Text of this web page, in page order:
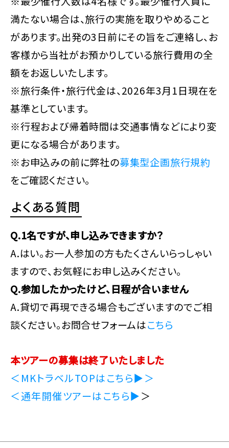
満たない場合は、旅行の実施を取りやめること
があります。出発の3日前にその旨をご連絡し、お
客様から当社がお預かりしている旅行費用の全
額をお返しいたします。
※旅行条件・旅行代金は、2026年3月1日現在を
基準としています。
※行程および帰着時間は交通事情などにより変
更になる場合があります。
※お申込みの前に弊社の募集型企画旅行規約
をご確認ください。
よくある質問
Q.1名ですが、申し込みできますか？
A.はい。お一人参加の方もたくさんいらっしゃい
ますので、お気軽にお申し込みください。
Q.参加したかったけど、日程が合いません
A.貸切で再現できる場合もございますのでご相
談ください。お問合せフォームはこちら
本ツアーの募集は終了いたしました
＜ MKトラベルTOPはこちら▶＞
＜通年開催ツアーはこちら▶＞